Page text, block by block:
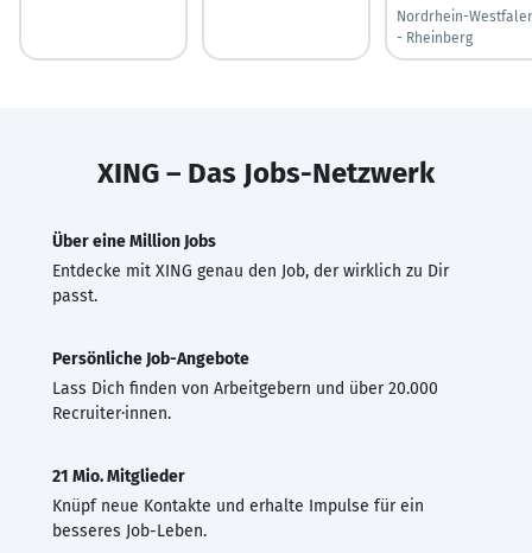
Nordrhein-
- Rheinberg
XING – Das Jobs-Netzwerk
Über eine Million Jobs
Entdecke mit XING genau den Job, der wirklich zu Dir
passt.
Persönliche Job-Angebote
Lass Dich finden von Arbeitgebern und über 20.000
Recruiter·innen.
21 Mio. Mitglieder
Knüpf neue Kontakte und erhalte Impulse für ein
besseres Job-Leben.